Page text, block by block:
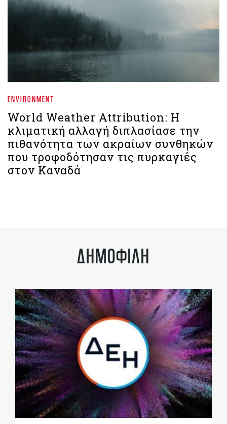
ENVIRONMENT
World Weather Attribution: Η
κλιματική αλλαγή διπλασίασε την
πιθανότητα των ακραίων συνθηκών
που τροφοδότησαν τις πυρκαγιές
στον Καναδά
ΔΗΜΟΦΙΛΗ